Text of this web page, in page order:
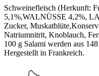
Schweinefleisch (Herkunft:
5,1%,WALNÜSSE 4,2%,
Zucker,
Natriumnitrit, Knoblauch,
100 g Salami werden aus
Hergestellt in Frankreich.